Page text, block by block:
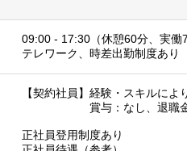
09:00 - 17:30（休憩60分、実働
テレワーク、時差出勤制度あり
【契約社員】経験・スキルによ
賞与：なし、退職金：
正社員登用制度あり